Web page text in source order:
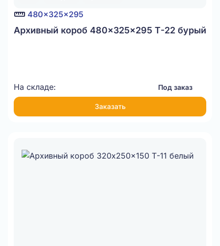
480x325x295
Архивный короб 480x325x295 Т-22 бурый
На складе: Под заказ
Заказать